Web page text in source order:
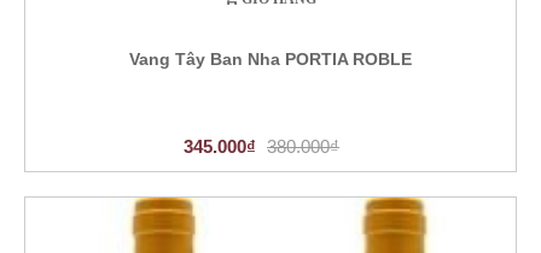
Vang Tây Ban Nha PORTIA ROBLE
345.000₫ 380.000₫